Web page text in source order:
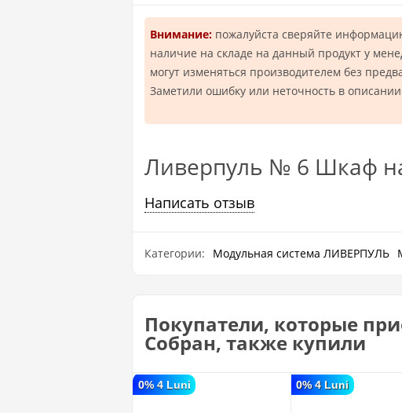
Внимание: пожалуйста сверяйте
наличие на складе на данный продукт у
могут изменяться производителем без
Заметили ошибку или неточность в
Ливерпуль № 6 Шкаф
Написать отзыв
Категории: Модульная система ЛИВЕРПУЛЬ
Покупатели, которые
Собран, также купили
0% 4 Luni 0% 4 Luni